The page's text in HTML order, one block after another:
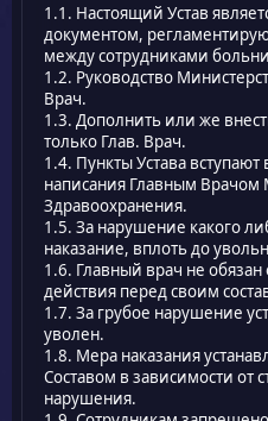
1.1. Настоящий Устав
документом,
между сотрудниками
1.2. Руководство
Врач.
1.3. Дополнить или же
только Глав. Врач.
1.4. Пункты Устава
написания Главным Врачом
Здравоохранения.
1.5. За нарушение какого
наказание, вплоть до
1.6. Главный врач не обязан
действия перед своим
1.7. За грубое нарушение
уволен.
1.8. Мера наказания
Составом в зависимости от
нарушения.